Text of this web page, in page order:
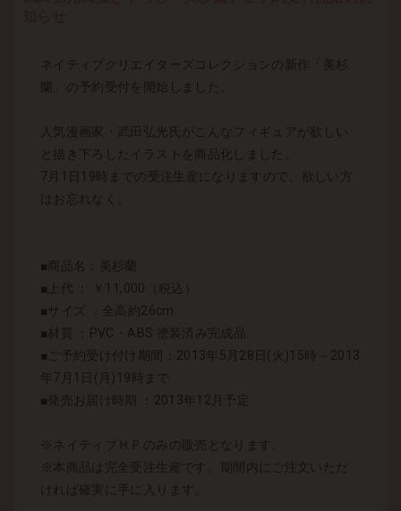
ネイティブクリエイターズコレクションの新作「美杉
蘭」の予約受付を開始しました。
人気漫画家・武田弘光氏がこんなフィギュアが欲しい
と描き下ろしたイラストを商品化しました。
7月1日19時までの受注生産になりますので、欲しい方
はお忘れなく。
■商品名：美杉蘭
■上代 ： ￥11,000（税込）
■サイズ ：全高約26cm
■材質 ：PVC・ABS 塗装済み完成品
■ご予約受け付け期間：2013年5月28日(火)15時～2013
年7月1日(月)19時まで
■発売お届け時期 ：2013年12月予定
※ネイティブＨＰのみの販売となります。
※本商品は完全受注生産です。期間内にご注文いただ
ければ確実に手に入ります。